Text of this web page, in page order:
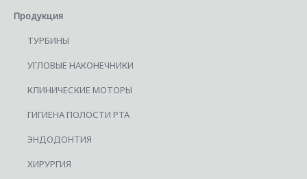
Продукция
ТУРБИНЫ
УГЛОВЫЕ НАКОНЕЧНИКИ
КЛИНИЧЕСКИЕ МОТОРЫ
ГИГИЕНА ПОЛОСТИ РТА
ЭНДОДОНТИЯ
ХИРУРГИЯ